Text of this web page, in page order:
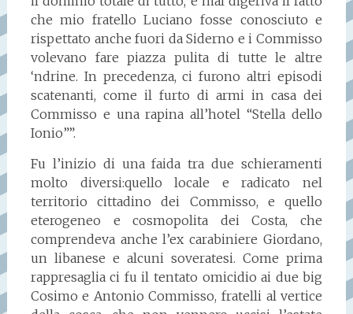
che mio fratello Luciano fosse conosciuto e
rispettato anche fuori da Siderno e i Commisso
volevano fare piazza pulita di tutte le altre
‘ndrine. In precedenza, ci furono altri episodi
scatenanti, come il furto di armi in casa dei
Commisso e una rapina all’hotel “Stella dello
Ionio””.
Fu l’inizio di una faida tra due schieramenti
molto diversi:quello locale e radicato nel
territorio cittadino dei Commisso, e quello
eterogeneo e cosmopolita dei Costa, che
comprendeva anche l’ex carabiniere Giordano,
un libanese e alcuni soveratesi. Come prima
rappresaglia ci fu il tentato omicidio ai due big
Cosimo e Antonio Commisso, fratelli al vertice